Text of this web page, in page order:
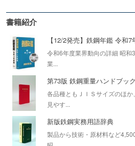
書籍紹介
【12/2発売】鉄鋼年鑑 令和7
令和6年度業界動向の詳細 昭
業...
第73版 鉄鋼重量ハンドブック
各品種ともＪＩＳサイズのほ
見やす...
新版鉄鋼実務用語辞典
製品から技術・原材料など